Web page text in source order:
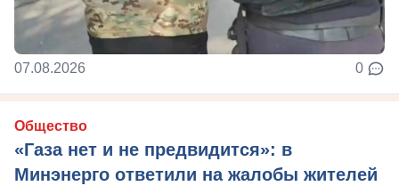
07.08.2026 0
Общество
«Газа нет и не предвидится»: в
Минэнерго ответили на жалобы жителей